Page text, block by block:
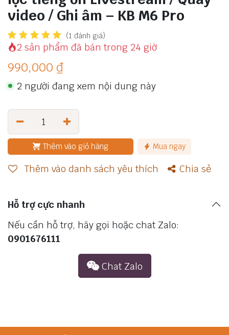
video / Ghi âm – KB M6 Pro
(1 đánh giá)
2 sản phẩm đã bán trong 24 giờ
990,000 ₫
2 người đang xem nội dung này
Thêm vào giỏ hàng Mua ngay
Thêm vào danh sách yêu thích Chia sẻ
Hỗ trợ cực nhanh
Nếu cần hỗ trợ, hãy gọi hoặc chat Zalo:
0901676111
Chat​ Zalo